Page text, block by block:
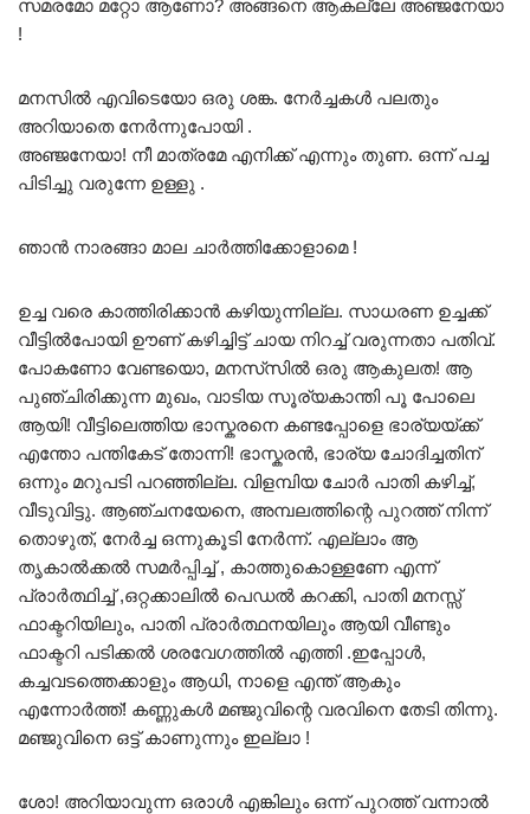
സമരമോ മറ്റോ ആണോ? അങ്ങനെ ആകല്ലേ അഞ്ജനേയാ
!
മനസിൽ എവിടെയോ ഒരു ശങ്ക. നേർച്ചകൾ പലതും
അറിയാതെ നേർന്നുപോയി .
അഞ്ജനേയാ! നീ മാത്രമേ എനിക്ക് എന്നും തുണ. ഒന്ന് പച്ച
പിടിച്ചു വരുന്നേ ഉള്ളു .
ഞാൻ നാരങ്ങാ മാല ചാർത്തിക്കോളാമെ !
ഉച്ച വരെ കാത്തിരിക്കാൻ കഴിയുന്നില്ല. സാധരണ ഉച്ചക്ക്
വീട്ടിൽപോയി ഊണ് കഴിച്ചിട്ട് ചായ നിറച്ച് വരുന്നതാ പതിവ്.
പോകണോ വേണ്ടയൊ, മനസ്‌സിൽ ഒരു ആകുലത! ആ
പുഞ്ചിരിക്കുന്ന മുഖം, വാടിയ സൂര്യകാന്തി പൂ പോലെ
ആയി! വീട്ടിലെത്തിയ ഭാസ്കരനെ കണ്ടപ്പോളെ ഭാര്യയ്ക്ക്
എന്തോ പന്തികേട് തോന്നി! ഭാസ്കരൻ, ഭാര്യ ചോദിച്ചതിന്
ഒന്നും മറുപടി പറഞ്ഞില്ല. വിളമ്പിയ ചോർ പാതി കഴിച്ച്,
വീടുവിട്ടു. ആഞ്ചനയേനെ, അമ്പലത്തിന്റെ പുറത്ത് നിന്ന്
തൊഴുത്, നേർച്ച ഒന്നുകൂടി നേർന്ന്. എല്ലാം ആ
തൃകാൽക്കൽ സമർപ്പിച്ച് , കാത്തുകൊള്ളണേ എന്ന്
പ്രാർത്ഥിച്ച് ,ഒറ്റക്കാലിൽ പെഡൽ കറക്കി, പാതി മനസ്സ്‌
ഫാക്ടറിയിലും, പാതി പ്രാർത്ഥനയിലും ആയി വീണ്ടും
ഫാക്ടറി പടിക്കൽ ശരവേഗത്തിൽ എത്തി .ഇപ്പോൾ,
കച്ചവടത്തെക്കാളും ആധി, നാളെ എന്ത് ആകും
എന്നോർത്ത്! കണ്ണുകൾ മഞ്ജുവിന്റെ വരവിനെ തേടി തിന്നു.
മഞ്ജുവിനെ ഒട്ട് കാണുന്നും ഇല്ലാ !
ശോ! അറിയാവുന്ന ഒരാൾ എങ്കിലും ഒന്ന് പുറത്ത് വന്നാൽ